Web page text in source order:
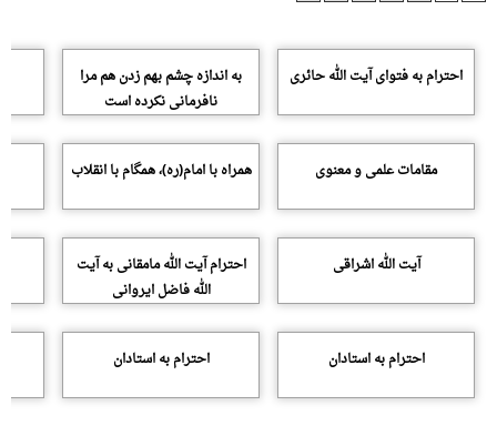
احترام به فتواى آیت الله حائرى
به اندازه چشم بهم زدن هم مرا
نافرمانى نکرده است
مقامات علمى و معنوى همراه با امام(ره)، همگام با انقلاب
آیت الله اشراقى
احترام آیت الله مامقانى به آیت
الله فاضل ایروانى
احترام به استادان احترام به استادان